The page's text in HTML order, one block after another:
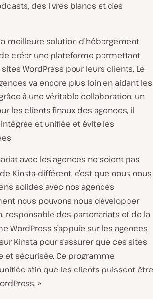
des livres blancs et des
meilleure solution d’hébergement
créer une plateforme permettant
WordPress pour leurs clients. Le
va encore plus loin en aidant les
à une véritable collaboration, un
les clients finaux des agences, il
et unifiée et évite les
avec les agences ne soient pas
Kinsta différent, c’est que nous nous
solides avec nos agences
nous pouvons nous développer
responsable des partenariats et de la
WordPress s’appuie sur les agences
Kinsta pour s’assurer que ces sites
sécurisée. Ce programme
afin que les clients puissent être
»